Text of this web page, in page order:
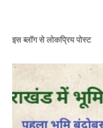
इस ब्लॉग से लोकप्रिय पोस्ट